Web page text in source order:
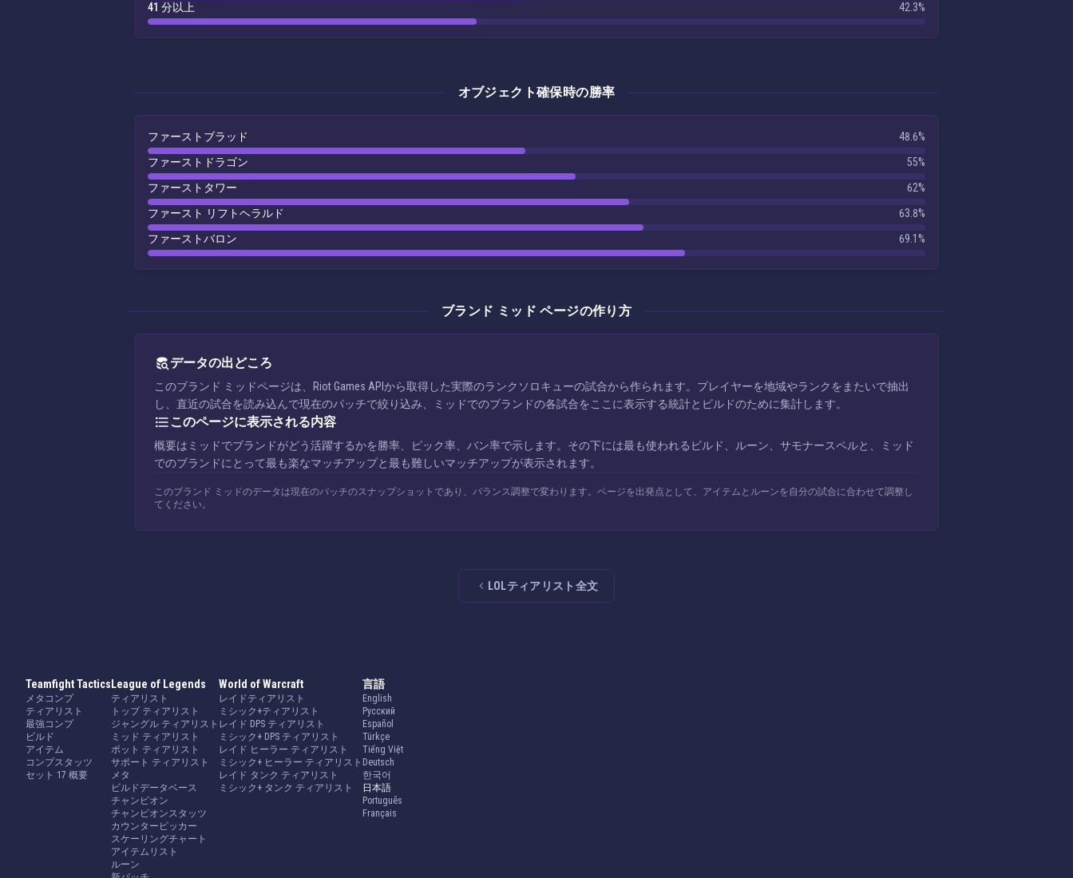
41 分以上
42.3%
オブジェクト確保時の勝率
ファーストブラッド
48.6%
ファーストドラゴン
55%
ファーストタワー
62%
ファースト リフトヘラルド
63.8%
ファーストバロン
69.1%
ブランド ミッド ページの作り方
データの出どころ
このブランド ミッドページは、Riot Games APIから取得した実際のランクソロキューの試合から作られます。プレイヤーを地域やランクをまたいで抽出
し、直近の試合を読み込んで現在のパッチで絞り込み、ミッドでのブランドの各試合をここに表示する統計とビルドのために集計します。
このページに表示される内容
概要はミッドでブランドがどう活躍するかを勝率、ピック率、バン率で示します。その下には最も使われるビルド、ルーン、サモナースペルと、ミッド
でのブランドにとって最も楽なマッチアップと最も難しいマッチアップが表示されます。
このブランド ミッドのデータは現在のパッチのスナップショットであり、バランス調整で変わります。ページを出発点として、アイテムとルーンを自分の試合に合わせて調整し
てください。
LOLティアリスト全文
Teamfight Tactics
メタコンプ
ティアリスト
最強コンプ
ビルド
アイテム
コンプスタッツ
セット 17 概要
League of Legends
ティアリスト
トップ ティアリスト
ジャングル ティアリスト
ミッド ティアリスト
ボット ティアリスト
サポート ティアリスト
メタ
ビルドデータベース
チャンピオン
チャンピオンスタッツ
カウンターピッカー
スケーリングチャート
アイテムリスト
ルーン
World of Warcraft
レイドティアリスト
ミシック+ティアリスト
レイド DPS ティアリスト
ミシック+ DPS ティアリスト
レイド ヒーラー ティアリスト
ミシック+ ヒーラー ティアリスト
レイド タンク ティアリスト
ミシック+ タンク ティアリスト
言語
English
Русский
Español
Türkçe
Tiếng Việt
Deutsch
한국어
日本語
Português
Français